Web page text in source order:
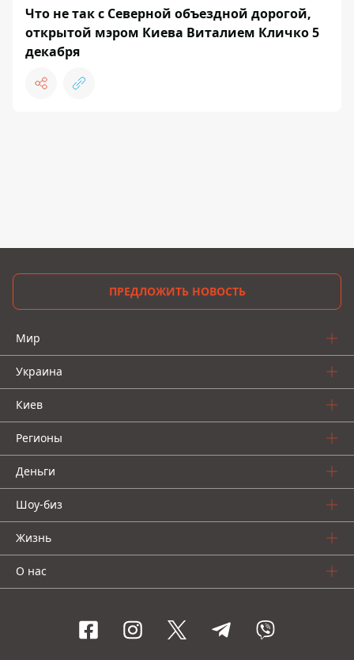
Что не так с Северной объездной дорогой,
открытой мэром Киева Виталием Кличко 5
декабря
ПРЕДЛОЖИТЬ НОВОСТЬ
Мир
Украина
Киев
Регионы
Деньги
Шоу-биз
Жизнь
О нас